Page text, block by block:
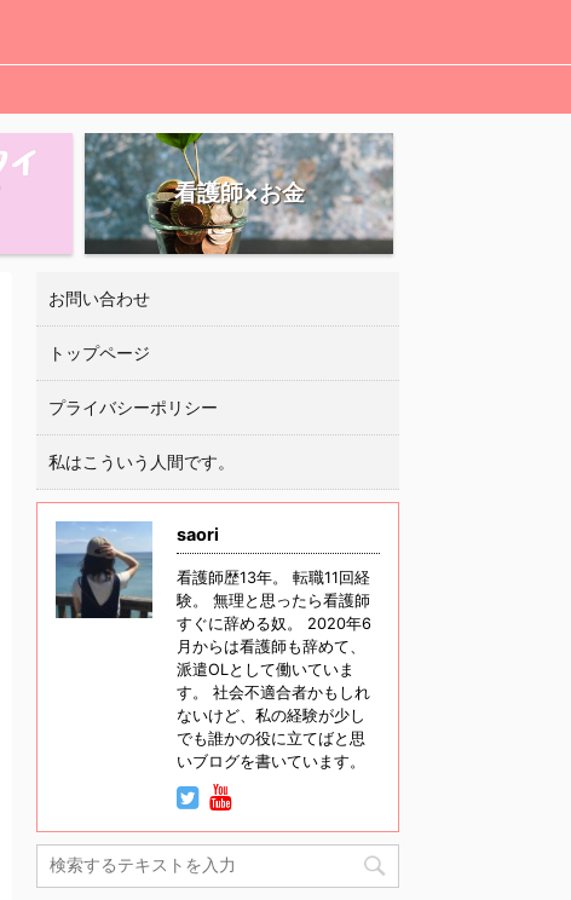
看護師×お金
お問い合わせ
トップページ
プライバシーポリシー
私はこういう人間です。
saori
看護師歴13年。 転職11回経
験。 無理と思ったら看護師
すぐに辞める奴。 2020年6
月からは看護師も辞めて、
派遣OLとして働いていま
す。 社会不適合者かもしれ
ないけど、私の経験が少し
でも誰かの役に立てばと思
いブログを書いています。